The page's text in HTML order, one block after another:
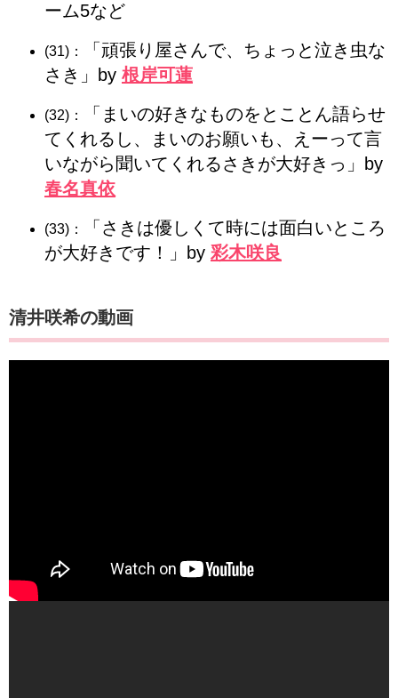
ーム5など
(31)：
「頑張り屋さんで、ちょっと泣き虫な
さき」by 根岸可蓮
(32)：
「まいの好きなものをとことん語らせ
てくれるし、まいのお願いも、えーって言
いながら聞いてくれるさきが大好きっ」by
春名真依
(33)：
「さきは優しくて時には面白いところ
が大好きです！」by 彩木咲良
清井咲希の動画